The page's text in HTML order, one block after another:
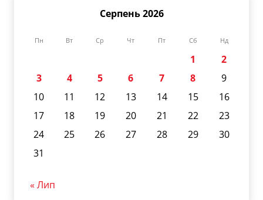
Серпень 2026
Пн Вт Ср Чт Пт Сб Нд
1
2
3
4 5 6 7 8
9
10
11 12 13 14 15
16
17
18 19 20 21 22
23
24
25 26 27 28 29
30
31
« Лип